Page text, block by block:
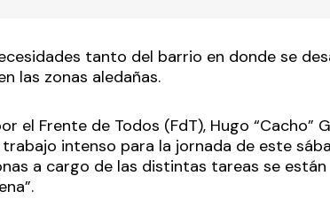
tanto del barrio en donde se
las zonas aledañas.
el Frente de Todos (FdT), Hugo “Cacho”
intenso para la jornada de este
a cargo de las distintas tareas se están